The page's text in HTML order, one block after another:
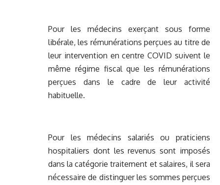
Pour les médecins exerçant sous forme
libérale, les rémunérations perçues au titre de
leur intervention en centre COVID suivent le
même régime fiscal que les rémunérations
perçues dans le cadre de leur activité
habituelle.
Pour les médecins salariés ou praticiens
hospitaliers dont les revenus sont imposés
dans la catégorie traitement et salaires, il sera
nécessaire de distinguer les sommes perçues